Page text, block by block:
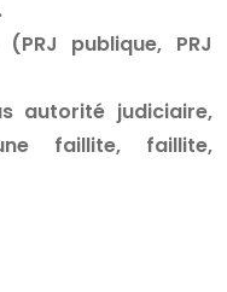
publique, PRJ
autorité judiciaire,
faillite, faillite,